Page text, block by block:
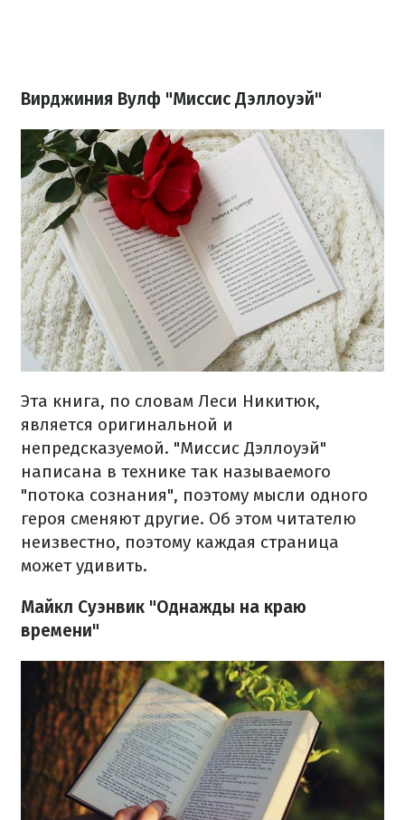
Вирджиния Вулф "Миссис Дэллоуэй"
Эта книга, по словам Леси Никитюк,
является оригинальной и
непредсказуемой. "Миссис Дэллоуэй"
написана в технике так называемого
"потока сознания", поэтому мысли одного
героя сменяют другие. Об этом читателю
неизвестно, поэтому каждая страница
может удивить.
Майкл Суэнвик "Однажды на краю
времени"